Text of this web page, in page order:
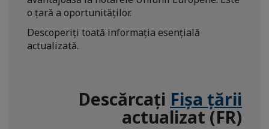
o țară a oportunităților.
Descoperiți toată informația esențială
actualizată.
Descărcați Fișa țării
actualizat (FR)